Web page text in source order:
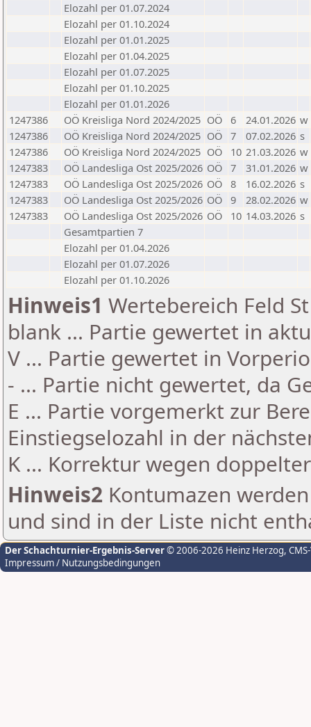
Elozahl per 01.07.2024
Elozahl per 01.10.2024
Elozahl per 01.01.2025
Elozahl per 01.04.2025
Elozahl per 01.07.2025
Elozahl per 01.10.2025
Elozahl per 01.01.2026
1247386
OÖ Kreisliga Nord 2024/2025 OÖ 6 24.01.2026 w
1247386
OÖ Kreisliga Nord 2024/2025 OÖ 7 07.02.2026 s
1247386
OÖ Kreisliga Nord 2024/2025 OÖ 10 21.03.2026 w
1247383
OÖ Landesliga Ost 2025/2026 OÖ 7 31.01.2026 w
1247383
OÖ Landesliga Ost 2025/2026 OÖ 8 16.02.2026 s
1247383
OÖ Landesliga Ost 2025/2026 OÖ 9 28.02.2026 w
1247383
OÖ Landesliga Ost 2025/2026 OÖ 10 14.03.2026 s
Gesamtpartien 7
Elozahl per 01.04.2026
Elozahl per 01.07.2026
Elozahl per 01.10.2026
Hinweis1 Wertebereich Feld
blank ... Partie gewertet in
V ... Partie gewertet in
- ... Partie nicht gewertet, da
E ... Partie vorgemerkt zur
Einstiegselozahl in der
K ... Korrektur wegen
Hinweis2 Kontumazen
und sind in der Liste nicht
Der Schachturnier-Ergebnis-Server© 2006-2026 Heinz Herzog,
Impressum / Nutzungsbedingungen